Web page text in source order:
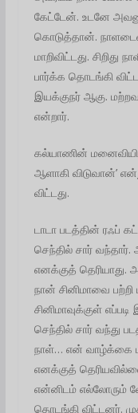
கேட்டேன். உடனே
கொடுத்தான்.
மாறிவிட்டது.
பார்க்க தொடங்கி
இயக்குநர் ஆகு.
என்றார்.
கல்யாணின்
ஆளாகி விடுவான்’
விட்டது.
டாடா படத்தின் ரஃப்
செந்தில் சார்
எனக்குத் தெரியாது.‌
நான் சினிமாவை
சினிமாவுக்குள்
செந்தில் சார் வந்து
நாள்… என் வாழ்க்கை
எனக்குத்
என்னிடம் எல்லோரும்
தொடங்கி விட்டனர்.